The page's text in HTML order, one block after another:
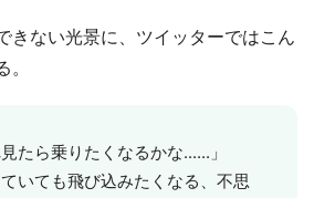
きない光景に、ツイッターではこん
たら乗りたくなるかな......」
ていても飛び込みたくなる、不思